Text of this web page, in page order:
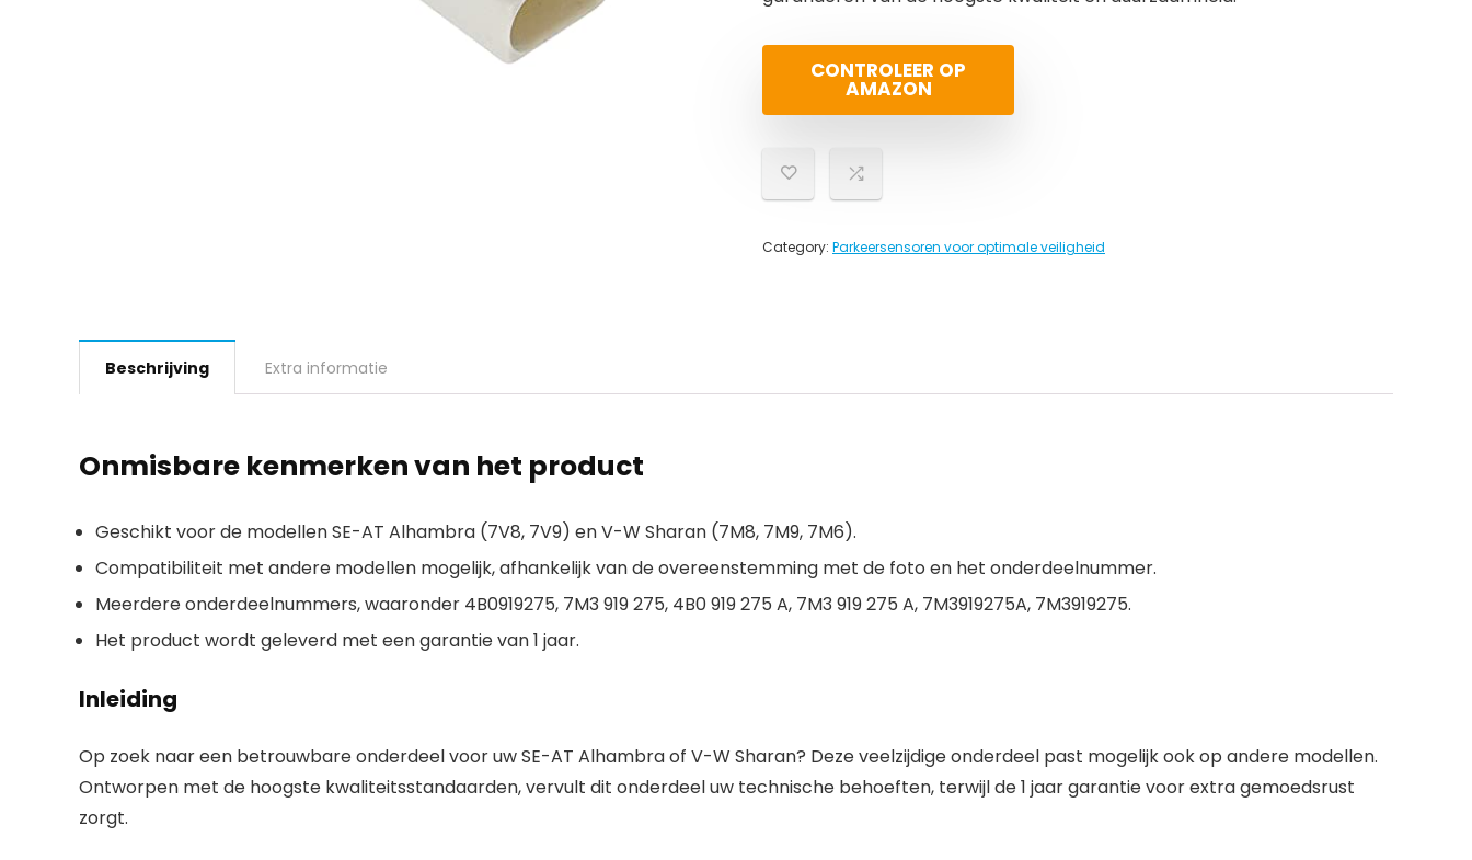
CONTROLEER OP
AMAZON
Category: Parkeersensoren voor optimale veiligheid
Beschrijving Extra informatie
Onmisbare kenmerken van het product
Geschikt voor de modellen SE-AT Alhambra (7V8, 7V9) en V-W Sharan (7M8, 7M9, 7M6).
Compatibiliteit met andere modellen mogelijk, afhankelijk van de overeenstemming met de foto en het onderdeelnummer.
Meerdere onderdeelnummers, waaronder 4B0919275, 7M3 919 275, 4B0 919 275 A, 7M3 919 275 A, 7M3919275A, 7M3919275.
Het product wordt geleverd met een garantie van 1 jaar.
Inleiding
Op zoek naar een betrouwbare onderdeel voor uw SE-AT Alhambra of V-W Sharan? Deze veelzijdige onderdeel past mogelijk ook op andere modellen.
Ontworpen met de hoogste kwaliteitsstandaarden, vervult dit onderdeel uw technische behoeften, terwijl de 1 jaar garantie voor extra gemoedsrust
zorgt.